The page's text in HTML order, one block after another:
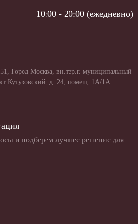
10:00 - 20:00 (ежедневно)
Город Москва, вн.тер.г. муниципальный
Кутузовский, д. 24, помещ. 1А/1А
и подберем лучшее решение для